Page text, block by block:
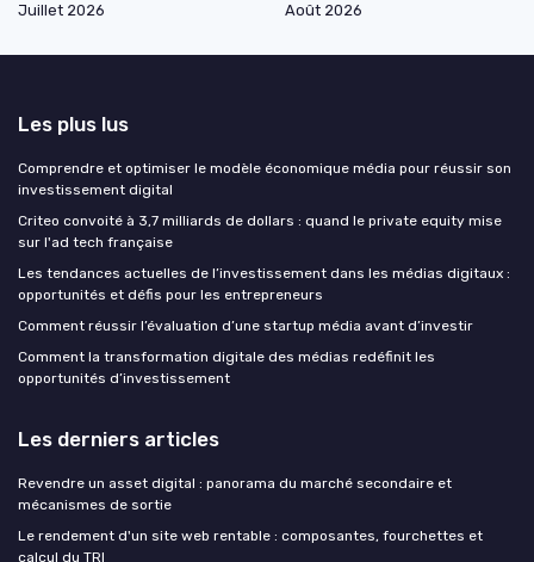
Juillet 2026
Août 2026
Les plus lus
Comprendre et optimiser le modèle économique média pour réussir son
investissement digital
Criteo convoité à 3,7 milliards de dollars : quand le private equity mise
sur l'ad tech française
Les tendances actuelles de l’investissement dans les médias digitaux :
opportunités et défis pour les entrepreneurs
Comment réussir l’évaluation d’une startup média avant d’investir
Comment la transformation digitale des médias redéfinit les
opportunités d’investissement
Les derniers articles
Revendre un asset digital : panorama du marché secondaire et
mécanismes de sortie
Le rendement d'un site web rentable : composantes, fourchettes et
calcul du TRI